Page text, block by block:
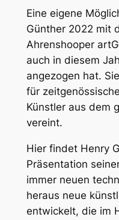
Eine eigene
Günther 2022 mit
Ahrenshooper
auch in diesem
angezogen hat.
für
Künstler aus dem
vereint.
Hier findet Henry
Präsentation
immer neuen
heraus neue
entwickelt, die im